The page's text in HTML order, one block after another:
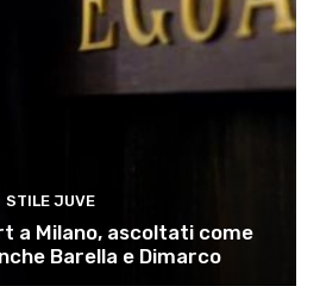
STILE JUVE
a Milano, ascoltati come
Barella e Dimarco